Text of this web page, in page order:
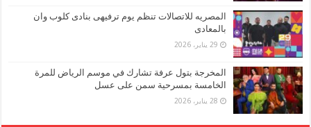
المصريه للاتصالات تنظم يوم ترفيهى بنادى كلوب وان
بالمعادى
29 يناير، 2026
المخرجة بتول عرفة تشارك في موسم الرياض للمرة
الخامسة بمسرحية سمن على عسل
28 يناير، 2026